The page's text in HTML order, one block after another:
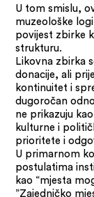
U tom smislu,
muzeološke
povijest zbirke
strukturu.
Likovna zbirka
donacije, ali
kontinuitet i
dugoročan
ne prikazuju
kulturne i
prioritete i
U primarnom
postulatima
kao “mjesta
”Zajedničko